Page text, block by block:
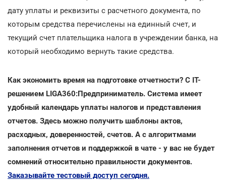
дату уплаты и реквизиты с расчетного документа, по
которым средства перечислены на единный счет, и
текущий счет плательщика налога в учреждении банка, на
который необходимо вернуть такие средства.
Как экономить время на подготовке отчетности? С IT-
решением LIGA360:Предприниматель. Система имеет
удобный календарь уплаты налогов и представления
отчетов. Здесь можно получить шаблоны актов,
расходных, доверенностей, счетов. А с алгоритмами
заполнения отчетов и поддержкой в чате - у вас не будет
сомнений относительно правильности документов.
Заказывайте тестовый доступ сегодня.